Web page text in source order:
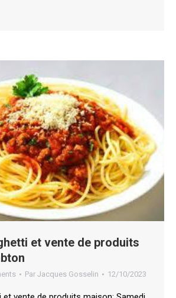
et vente de produits
Par Jacques Gosselin 12/10/2023